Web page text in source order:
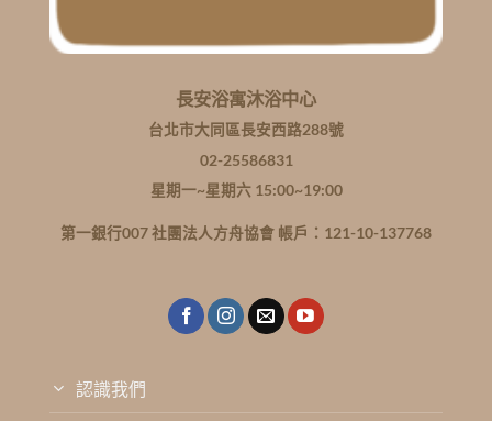
長安浴寓沐浴中心
台北市大同區長安西路288號
02-25586831
星期一~星期六 15:00~19:00
第一銀行007 社團法人方舟協會 帳戶：121-10-137768
認識我們